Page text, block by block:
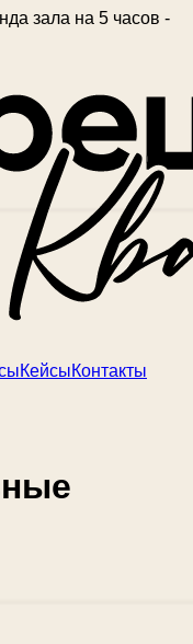
зала на 5 часов -
КейсыКонтакты